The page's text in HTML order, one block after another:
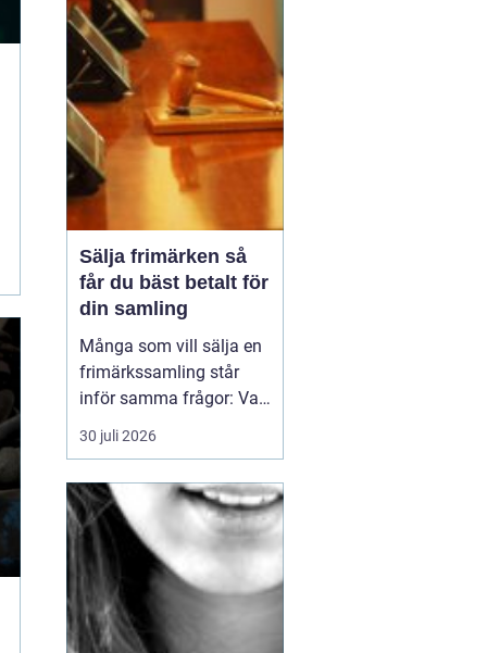
till ett proffs. I Huddinge
finns det många ...
Sälja frimärken så
får du bäst betalt för
din samling
Många som vill sälja en
frimärkssamling står
inför samma frågor: Vad
är samlingen värd? Var
vänder man sig? Och hur
för billigt? Oavsett om
samlingen är egen, ärvd
eller del av ett dödsbo
går det att skapa
ordning, få en rättvi...
30 juli 2026